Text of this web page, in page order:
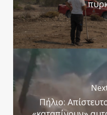
Πήλιο: